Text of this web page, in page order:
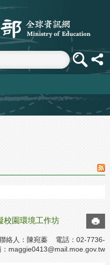
校園環境工作坊
絡人：陳宛蓁 電話：02-7736-
maggie0413@mail.moe.gov.tw